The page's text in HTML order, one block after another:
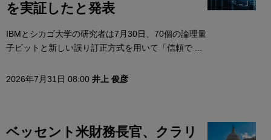
を実証したと発表
IBMとシカゴ大学の研究者は7月30日、70個の論理量
子ビットと新しい誤り訂正方式を用いて「信頼で ...
2026年7月31日 08:00 井上 俊彦
ベッセント米財務長官、クラリ